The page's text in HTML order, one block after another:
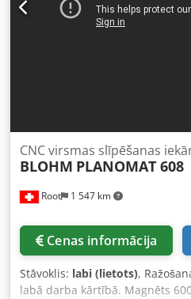
Root 1 547 km
CNC virsmas slīpēšanas
BLOHM PLANOMAT 608
Cenas informācija
Stāvoklis: labi (lietots),
labā darba kārtībā. Magnēts